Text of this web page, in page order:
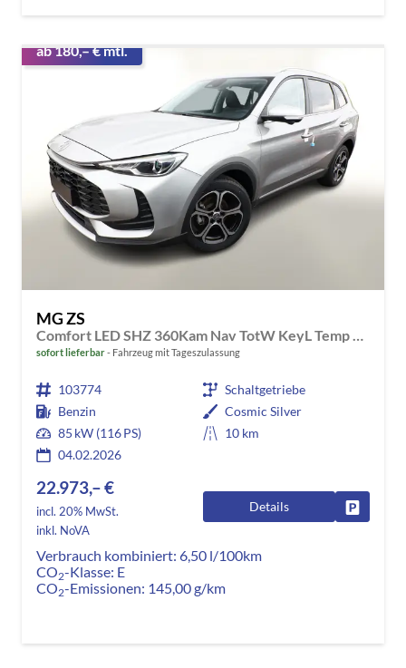
ab 180,– € mtl.
MG ZS
Comfort LED SHZ 360Kam Nav TotW KeyL Temp 17Z
sofort lieferbar Fahrzeug mit Tageszulassung
103774
Schaltgetriebe
Benzin
Cosmic Silver
85 kW (116 PS)
10 km
04.02.2026
22.973,– €
incl. 20% MwSt.
inkl. NoVA
Details
Verbrauch kombiniert: 6,50 l/100km
CO2-Klasse: E
CO2-Emissionen: 145,00 g/km